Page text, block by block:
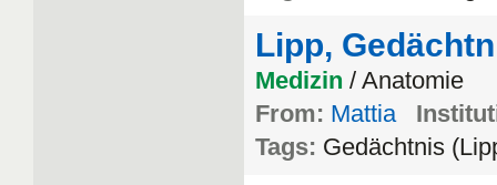
Lipp,
Medizin / Anatomie
From: Mattia
Tags: Gedächtnis